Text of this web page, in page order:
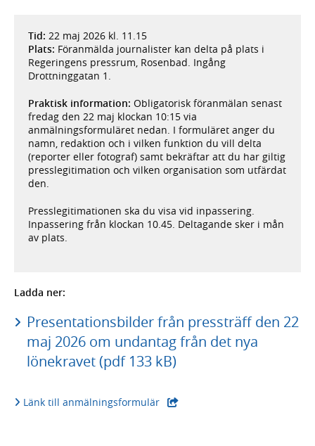
Tid: 22 maj 2026 kl. 11.15
Plats: Föranmälda journalister kan delta på plats i
Regeringens pressrum, Rosenbad. Ingång
Drottninggatan 1.
Praktisk information: Obligatorisk föranmälan senast
fredag den 22 maj klockan 10:15 via
anmälningsformuläret nedan. I formuläret anger du
namn, redaktion och i vilken funktion du vill delta
(reporter eller fotograf) samt bekräftar att du har giltig
presslegitimation och vilken organisation som utfärdat
den.
Presslegitimationen ska du visa vid inpassering.
Inpassering från klockan 10.45. Deltagande sker i mån
av plats.
Ladda ner:
Presentationsbilder från pressträff den 22
maj 2026 om undantag från det nya
lönekravet (pdf 133 kB)
Länk till anmälningsformulär- extern webbplats,